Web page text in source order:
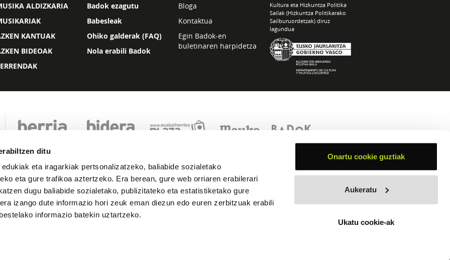
ditu
eta iragarkiak pertsonalizatzeko, baliabide sozialetako
eta gure trafikoa aztertzeko. Era berean, gure web orriaren erabilerari
dugu baliabide sozialetako, publizitateko eta estatistiketako gure
izango dute informazio hori zeuk eman diezun edo euren zerbitzuak erabili
informazio batekin uztartzeko.
Onartu cookie guztiak
Aukeratu
Ukatu cookie-ak
ALDIZKARIA
KANTUAK
BIDEOAK
Badok ezagutu
Babesleak
Ohiko galderak (FAQ)
Nola erabili Badok
Bloga
Kontaktua
Egin Badok-en
buletinaren harpidetza
Kultura eta Hizkuntza Politika
Sailak (Hizkuntza Politikarako
Sailburuordetzak) diruz
lagundua
Lege oharra Pribatutasuna Cookie politika